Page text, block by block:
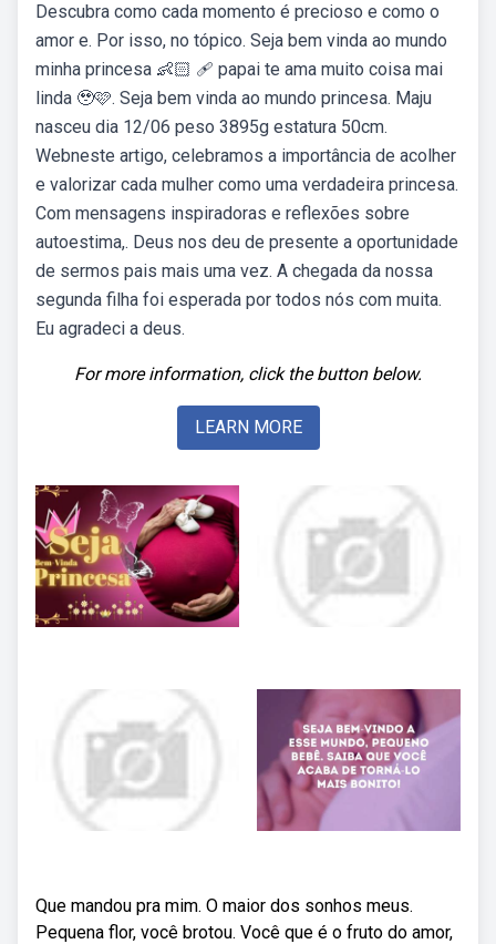
Descubra como cada momento é precioso e como o
amor e. Por isso, no tópico. Seja bem vinda ao mundo
minha princesa 👶🏻 ️‍🩹 papai te ama muito coisa mai
linda 🥹🩷. Seja bem vinda ao mundo princesa. Maju
nasceu dia 12/06 peso 3895g estatura 50cm.
Webneste artigo, celebramos a importância de acolher
e valorizar cada mulher como uma verdadeira princesa.
Com mensagens inspiradoras e reflexões sobre
autoestima,. Deus nos deu de presente a oportunidade
de sermos pais mais uma vez. A chegada da nossa
segunda filha foi esperada por todos nós com muita.
Eu agradeci a deus.
For more information, click the button below.
LEARN MORE
Que mandou pra mim. O maior dos sonhos meus.
Pequena flor, você brotou. Você que é o fruto do amor,